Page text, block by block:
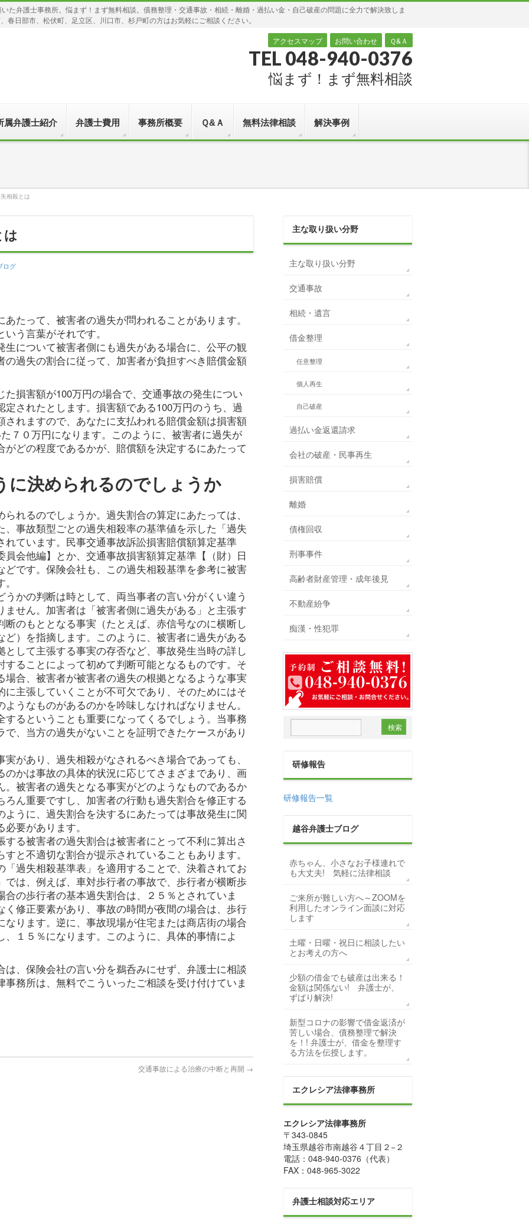
た弁護士事務所。悩まず！まず無料相談。債務整理・交通事故・相続・離婚・過払い金・自己破産の問題に全力で解決致しま
春日部市、松伏町、足立区、川口市、杉戸町の方はお気軽にご相談ください。
アクセスマップ お問い合わせ Ｑ&Ａ
TEL 048-940-0376
悩まず！まず無料相談
属弁護士紹介 弁護士費用 事務所概要 Ｑ&Ａ 無料法律相談 解決事例
相殺とは
は
ログ
たって、被害者の過失が問われることがあります。
いう言葉がそれです。
生について被害者側にも過失がある場合に、公平の観
の過失の割合に従って、加害者が負担すべき賠償金額
損害額が100万円の場合で、交通事故の発生につい
されたとします。損害額である100万円のうち、過
されますので、あなたに支払われる賠償金額は損害額
７０万円になります。このように、被害者に過失が
どの程度であるかが、賠償額を決定するにあたって
に決められるのでしょうか
れるのでしょうか。過失割合の算定にあたっては、
事故類型ごとの過失相殺率の基準値を示した「過失
ています。民事交通事故訴訟損害賠償額算定基準
員会他編】とか、交通事故損害額算定基準【（財）日
です。保険会社も、この過失相殺基準を参考に被害
うかの判断は時として、両当事者の言い分がくい違う
せん。加害者は「被害者側に過失がある」と主張す
断のもととなる事実（たとえば、赤信号なのに横断し
）を指摘します。このように、被害者に過失がある
して主張する事実の存否など、事故発生当時の詳し
することによって初めて判断可能となるものです。そ
合、被害者が被害者の過失の根拠となるような事実
に主張していくことが不可欠であり、そのためにはそ
うなものがあるのかを吟味しなければなりません。
するということも重要になってくるでしょう。当事務
、当方の過失がないことを証明できたケースがあり
があり、過失相殺がなされるべき場合であっても、
かは事故の具体的状況に応じてさまざまであり、画
被害者の過失となる事実がどのようなものであるか
ん重要ですし、加害者の行動も過失割合を修正する
うに、過失割合を決するにあたっては事故発生に関
要があります。
る被害者の過失割合は被害者にとって不利に算出さ
と不適切な割合が提示されていることもあります。
「過失相殺基準表」を適用することで、決着されてお
では、例えば、車対歩行者の事故で、歩行者が横断歩
の歩行者の基本過失割合は、２５％とされていま
修正要素があり、事故の時間が夜間の場合は、歩行
ります。逆に、事故現場が住宅または商店街の場合
１５％になります。このように、具体的事情によ
、保険会社の言い分を鵜呑みにせず、弁護士に相談
事務所は、無料でこういったご相談を受け付けていま
交通事故による治療の中断と再開 →
主な取り扱い分野
主な取り扱い分野
交通事故
相続・遺言
借金整理
任意整理
個人再生
自己破産
過払い金返還請求
会社の破産・民事再生
損害賠償
離婚
債権回収
刑事事件
高齢者財産管理・成年後見
不動産紛争
痴漢・性犯罪
研修報告
研修報告一覧
越谷弁護士ブログ
赤ちゃん、小さなお子様連れで
も大丈夫! 気軽に法律相談
ご来所が難しい方へ～ZOOMを
利用したオンライン面談に対応
します
土曜・日曜・祝日に相談したい
とお考えの方へ
少額の借金でも破産は出来る！
金額は関係ない! 弁護士が、
ずばり解決!
新型コロナの影響で借金返済が
苦しい場合、債務整理で解決
を！! 弁護士が、借金を整理す
る方法を伝授します。
エクレシア法律事務所
エクレシア法律事務所
〒 343-0845
埼玉県越谷市南越谷４丁目２−２
電話： 048-940-0376 （代表）
FAX： 048-965-3022
弁護士相談対応エリア